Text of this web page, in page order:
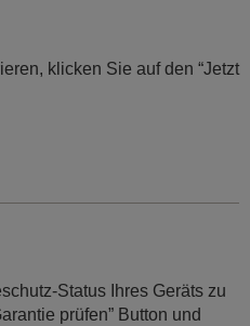
klicken Sie auf den “Jetzt
Status Ihres Geräts zu
prüfen” Button und